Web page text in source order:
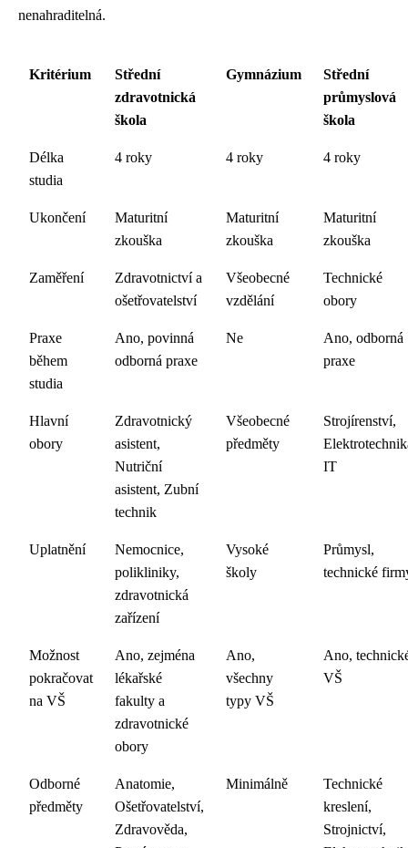
nenahraditelná.
Kritérium
Střední
zdravotnická
škola
Gymnázium
Střední
průmyslová
škola
Délka
studia
4 roky 4 roky 4 roky
Ukončení
Maturitní
zkouška
Maturitní
zkouška
Maturitní
zkouška
Zaměření
Zdravotnictví a
ošetřovatelství
Všeobecné
vzdělání
Technické
obory
Praxe
během
studia
Ano, povinná
odborná praxe
Ne
Ano, odborná
praxe
Hlavní
obory
Zdravotnický
asistent,
Nutriční
asistent, Zubní
technik
Všeobecné
předměty
Strojírenství,
IT
Uplatnění
Nemocnice,
polikliniky,
zdravotnická
zařízení
Vysoké
školy
Průmysl,
technické
Možnost
pokračovat
na VŠ
Ano, zejména
lékařské
fakulty a
zdravotnické
obory
Ano,
všechny
typy VŠ
Ano,
VŠ
Odborné
předměty
Anatomie,
Ošetřovatelství,
Zdravověda,
Minimálně
Technické
kreslení,
Strojnictví,